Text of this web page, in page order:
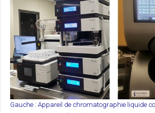
Gauche : Appareil de chromatographie liquide